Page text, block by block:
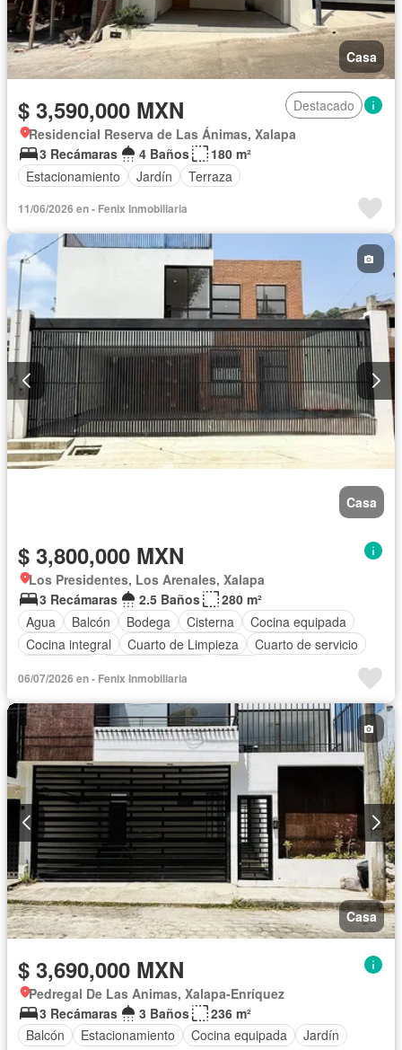
Casa
$ 3,590,000 MXN
Destacado
Residencial Reserva de Las Ánimas, Xalapa
3 Recámaras
4 Baños
180 m²
Estacionamiento
Jardín Terraza
11/06/2026 en - Fenix Inmobiliaria
Casa
$ 3,800,000 MXN
Los Presidentes, Los Arenales, Xalapa
3 Recámaras
2.5 Baños
280 m²
Agua
Balcón Bodega Cisterna
Cocina equipada
Cocina integral
Cuarto de Limpieza
Cuarto de servicio
Recámara con closet
Azotea
Vista panorámica
Sin amueblar
06/07/2026 en - Fenix Inmobiliaria
Casa
$ 3,690,000 MXN
Pedregal De Las Animas, Xalapa-Enríquez
3 Recámaras
3 Baños
236 m²
Balcón
Estacionamiento Cocina equipada Jardín